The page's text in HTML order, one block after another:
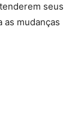
seus
as mudanças